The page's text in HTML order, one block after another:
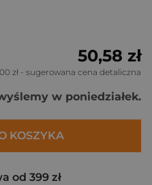
50,58 zł
zł - sugerowana cena detaliczna
w poniedziałek.
KOSZYKA
od 399 zł